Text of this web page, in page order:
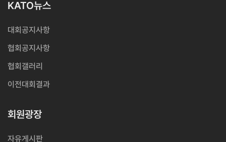
KATO뉴스
대회공지사항
협회공지사항
협회갤러리
이전대회결과
회원광장
자유게시판